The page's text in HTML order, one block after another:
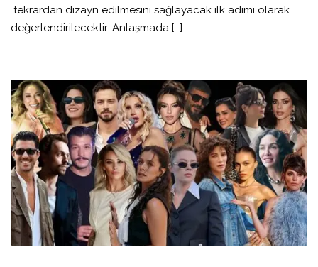
tekrardan dizayn edilmesini sağlayacak ilk adımı olarak
değerlendirilecektir. Anlaşmada […]